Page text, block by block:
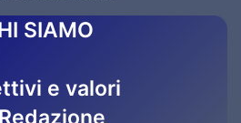
SIAMO
e valori